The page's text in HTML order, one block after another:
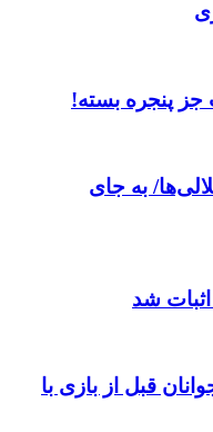
پنجره بسته!
به جای
شد
قبل از بازی با